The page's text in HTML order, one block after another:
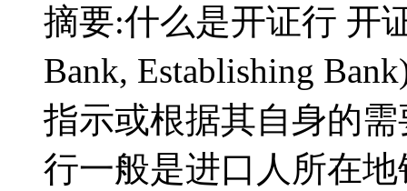
摘要:什么是开证行 开
Bank, Establishing
指示或根据其自身的
行一般是进口人所在